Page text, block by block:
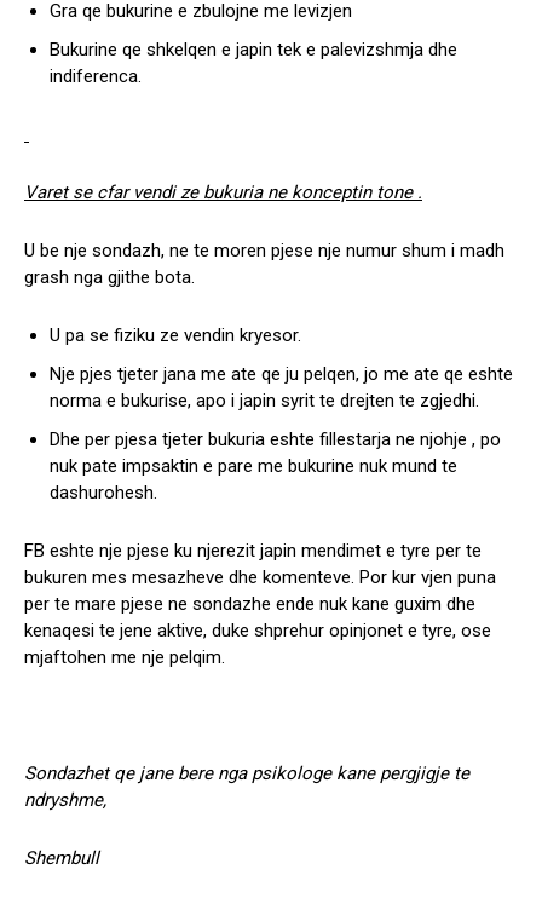
Gra qe bukurine e zbulojne me levizjen
Bukurine qe shkelqen e japin tek e palevizshmja dhe
indiferenca.
Varet se cfar vendi ze bukuria ne konceptin tone .
U be nje sondazh, ne te moren pjese nje numur shum i madh
grash nga gjithe bota.
U pa se fiziku ze vendin kryesor.
Nje pjes tjeter jana me ate qe ju pelqen, jo me ate qe eshte
norma e bukurise, apo i japin syrit te drejten te zgjedhi.
Dhe per pjesa tjeter bukuria eshte fillestarja ne njohje , po
nuk pate impsaktin e pare me bukurine nuk mund te
dashurohesh.
FB eshte nje pjese ku njerezit japin mendimet e tyre per te
bukuren mes mesazheve dhe komenteve. Por kur vjen puna
per te mare pjese ne sondazhe ende nuk kane guxim dhe
kenaqesi te jene aktive, duke shprehur opinjonet e tyre, ose
mjaftohen me nje pelqim.
Sondazhet qe jane bere nga psikologe kane pergjigje te
ndryshme,
Shembull